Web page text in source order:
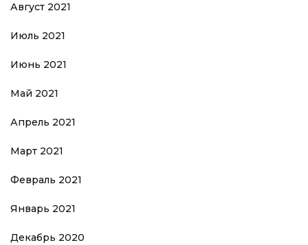
Август 2021
Июль 2021
Июнь 2021
Май 2021
Апрель 2021
Март 2021
Февраль 2021
Январь 2021
Декабрь 2020